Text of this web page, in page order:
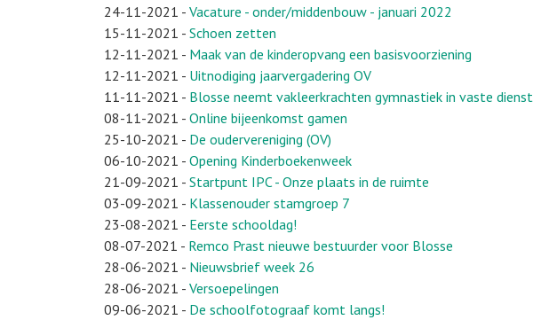
24-11-2021 - Vacature - onder/middenbouw - januari 2022
15-11-2021 - Schoen zetten
12-11-2021 - Maak van de kinderopvang een basisvoorziening
12-11-2021 - Uitnodiging jaarvergadering OV
11-11-2021 - Blosse neemt vakleerkrachten gymnastiek in vaste dienst
08-11-2021 - Online bijeenkomst gamen
25-10-2021 - De oudervereniging (OV)
06-10-2021 - Opening Kinderboekenweek
21-09-2021 - Startpunt IPC - Onze plaats in de ruimte
03-09-2021 - Klassenouder stamgroep 7
23-08-2021 - Eerste schooldag!
08-07-2021 - Remco Prast nieuwe bestuurder voor Blosse
28-06-2021 - Nieuwsbrief week 26
28-06-2021 - Versoepelingen
09-06-2021 - De schoolfotograaf komt langs!